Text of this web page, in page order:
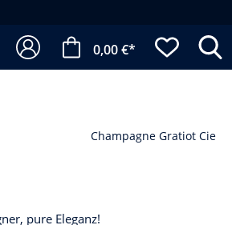
0,00 €*
Champagne Gratiot Cie
pure Eleganz!